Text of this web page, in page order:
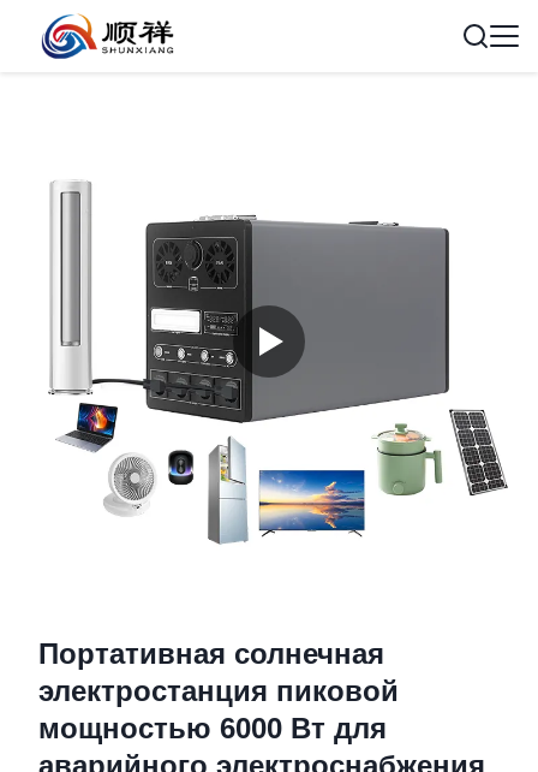
Портативная солнечная
электростанция пиковой
мощностью 6000 Вт для
аварийного электроснабжения